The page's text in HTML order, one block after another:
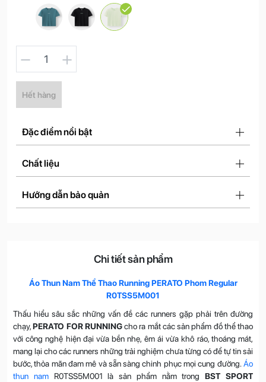
1
Hết hàng
Đặc điểm nổi bật
Chất liệu
Hướng dẫn bảo quản
Chi tiết sản phẩm
Áo Thun Nam Thể Thao Running PERATO Phom Regular
R0TSS5M001
Thấu hiểu sâu sắc những vấn đề các runners gặp phải trên đường
chạy,PERATO FOR RUNNINGcho ra mắt các sản phẩm đồ thể thao
với công nghệ hiện đại vừa bền nhẹ, êm ái vừa khô ráo, thoáng mát,
mang lại cho các runners những trải nghiệm chưa từng có để tự tin sải
bước, thỏa mãn đam mê và sẵn sàng chinh phục mọi cung đường. Áo
thun namR0TSS5M001 là sản phẩm nằm trongBST SPORT